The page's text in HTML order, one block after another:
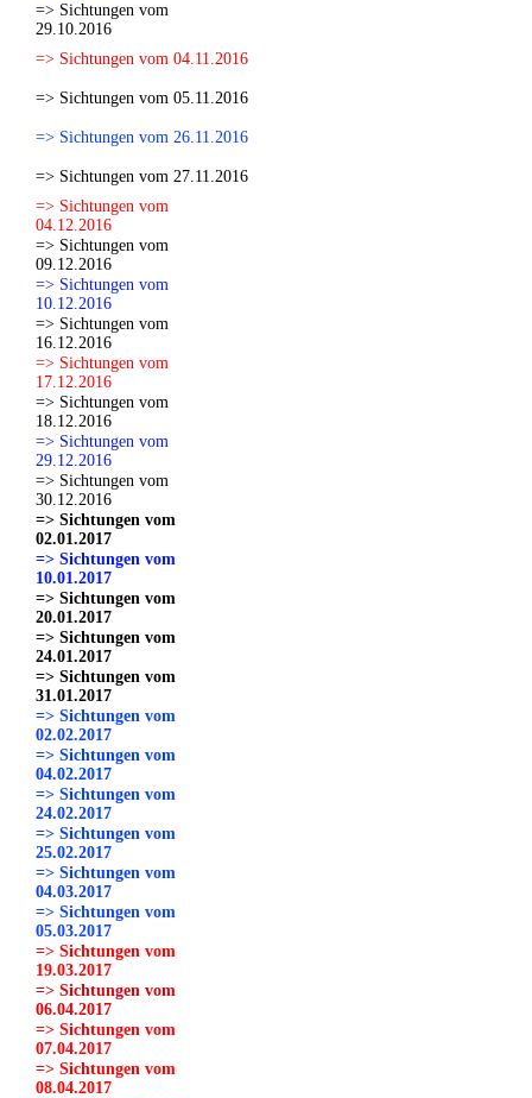
=> Sichtungen vom
29.10.2016
=> Sichtungen vom 04.11.2016
=> Sichtungen vom 05.11.2016
=> Sichtungen vom 26.11.2016
=> Sichtungen vom 27.11.2016
=> Sichtungen vom
04.12.2016
=> Sichtungen vom
09.12.2016
=> Sichtungen vom
10.12.2016
=> Sichtungen vom
16.12.2016
=> Sichtungen vom
17.12.2016
=> Sichtungen vom
18.12.2016
=> Sichtungen vom
29.12.2016
=> Sichtungen vom
30.12.2016
=> Sichtungen vom
02.01.2017
=> Sichtungen vom
10.01.2017
=> Sichtungen vom
20.01.2017
=> Sichtungen vom
24.01.2017
=> Sichtungen vom
31.01.2017
=> Sichtungen vom
02.02.2017
=> Sichtungen vom
04.02.2017
=> Sichtungen vom
24.02.2017
=> Sichtungen vom
25.02.2017
=> Sichtungen vom
04.03.2017
=> Sichtungen vom
05.03.2017
=> Sichtungen vom
19.03.2017
=> Sichtungen vom
06.04.2017
=> Sichtungen vom
07.04.2017
=> Sichtungen vom
08.04.2017